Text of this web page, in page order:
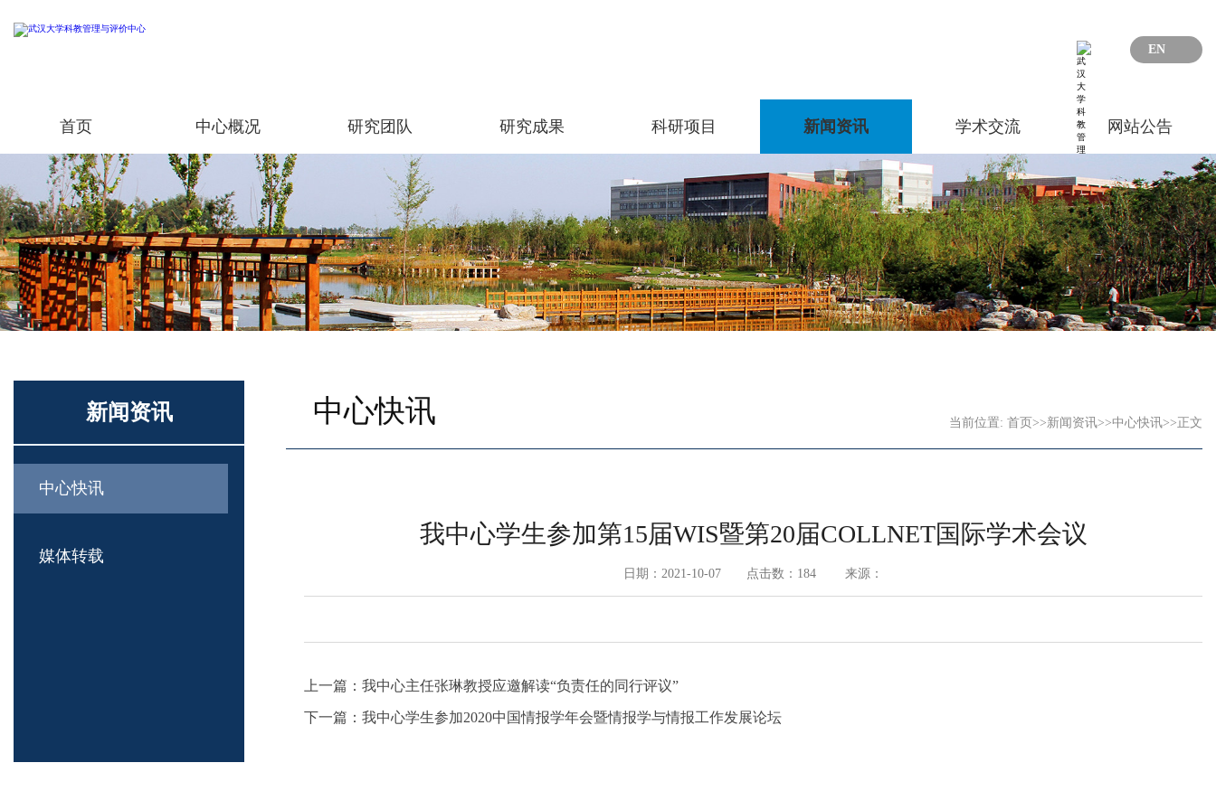
EN
首页 中心概况 研究团队 研究成果 科研项目 新闻资讯 学术交流 网站公告
新闻资讯
中心快讯
媒体转载
当前位置: 首页 >>新闻资讯>>中心快讯>> 正文
中心快讯
我中心学生参加第15届WIS暨第20届COLLNET国际学术会议
日期：2021-10-07 点击数： 184 来源：
上一篇： 我中心主任张琳教授应邀解读“负责任的同行评议”
下一篇： 我中心学生参加2020中国情报学年会暨情报学与情报工作发展论坛